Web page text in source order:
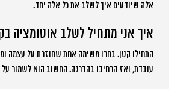
אלה שיודעים איך לשלב את כל אלה יחד.
איך אני מתחיל לשלב אוטומציה
התחילו קטן. בחרו משימה אחת שחוזרת על עצמה
עובדת, ואז הרחיבו בהדרגה. החשוב הוא לשמור